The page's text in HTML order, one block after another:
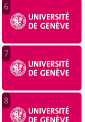
6
7
8